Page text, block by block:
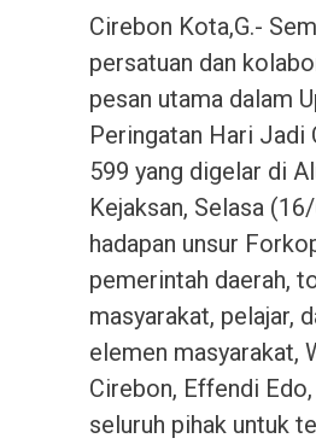
Cirebon Kota,G.-
persatuan dan
pesan utama dalam
Peringatan Hari Jadi
599 yang digelar di
Kejaksan, Selasa
hadapan unsur
pemerintah daerah,
masyarakat, pelajar,
elemen masyarakat,
Cirebon, Effendi
seluruh pihak untuk